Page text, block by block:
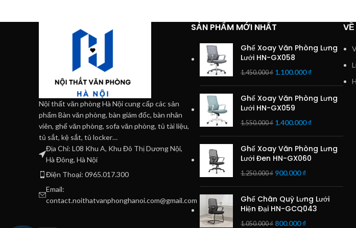
Nội thất văn phòng Hà Nội cung cấp các sản
phẩm Bàn văn phòng, bàn giám đốc, bàn nhân
viên, ghế văn phòng, sofa văn phòng, tủ tài liệu,
tủ sắt, kệ sắt, tủ locker…
Địa Chỉ: L08 Khu A, Khu Đô Thị Dương Nội,
Hà Đông, Hà Nội
Điện Thoại: 0965.017.300
Email:
contact.noithatvanphonghanoi.com@gmail.com
SẢN PHẨM MỚI NHẤT
Ghế Xoay Văn Phòng Lưng
Lưới HN-GX058
1.450.000₫ 1.100.000₫
Ghế Xoay Văn Phòng Lưng
Lưới HN-GX059
1.550.000₫ 1.400.000₫
Ghế Xoay Văn Phòng Lưng
Lưới Đen HN-GX060
1.250.000₫ 900.000₫
Ghế Chân Quỳ Lưng Lưới
Hiện Đại HN-GCQ043
1.050.000₫ 800.000₫